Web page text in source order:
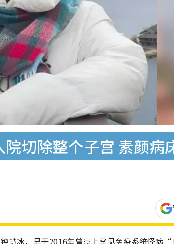
切除整个子宫 素颜病
慧冰，早于2016年曾患上罕见免疫系统怪病